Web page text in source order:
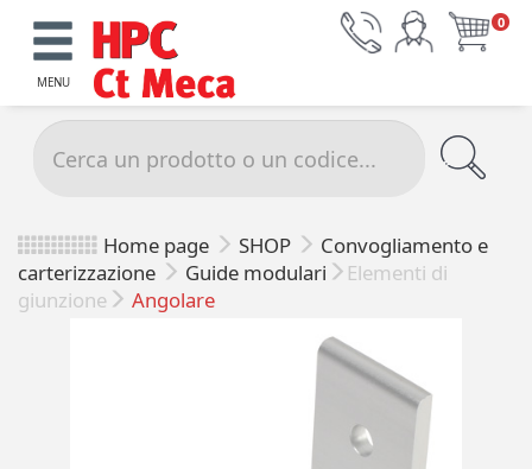
MENU
0
Home page SHOP
Convogliamento e
carterizzazione
Guide modulari
Elementi di
giunzione
Angolare